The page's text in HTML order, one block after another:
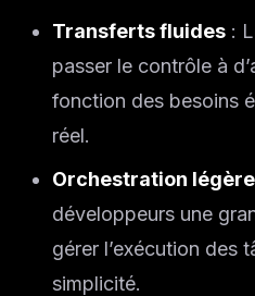
Transferts fluides :
passer le contrôle à
fonction des besoins
réel.
Orchestration légère
développeurs une
gérer l’exécution des
simplicité.